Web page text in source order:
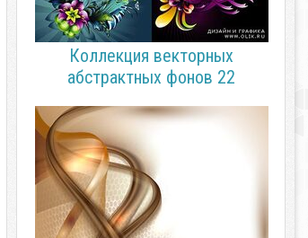
Коллекция векторных
абстрактных фонов 22